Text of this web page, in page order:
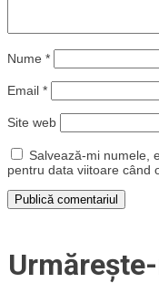
Nume *
Email *
Site web
Salvează-mi numele,
pentru data viitoare când